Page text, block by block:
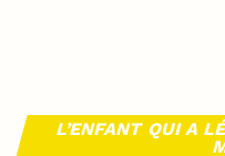
L’ENFANT QUI A